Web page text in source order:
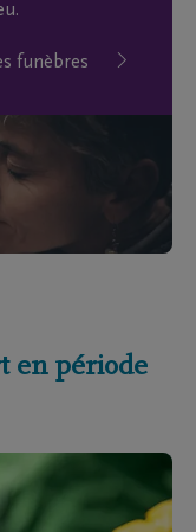
funèbres
en période